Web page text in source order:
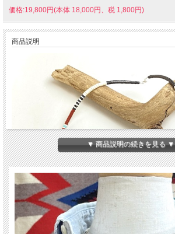
価格:19,800円(本体 18,000円、税 1,800円)
商品説明
▼ 商品説明の続きを見る ▼